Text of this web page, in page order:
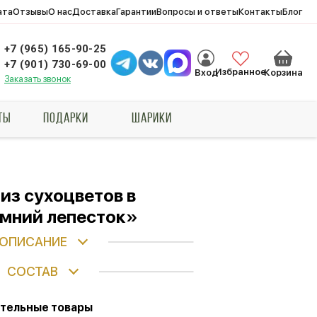
ОтзывыО насДоставкаГарантииВопросы и ответыКонтактыБлог
+7 (965) 165-90-25
+7 (901) 730-69-00
Заказать звонок
ВходИзбранноеКорзина
ПОДАРКИ ШАРИКИ
сухоцветов в
лепесток»
ОПИСАНИЕ
СОСТАВ
товары